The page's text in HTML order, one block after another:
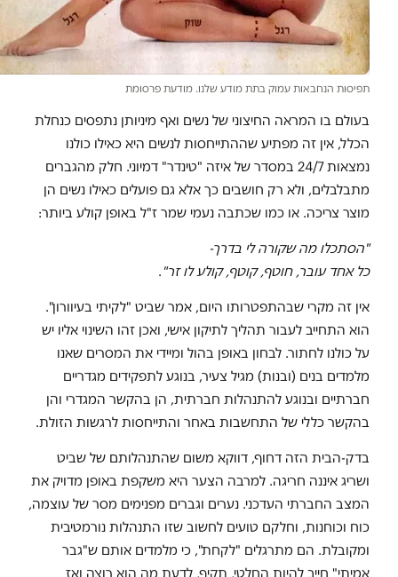
תפיסות הנחבאות עמוק בתת מודע שלנו. מודעת פרסומת
בעולם בו המראה החיצוני של נשים ואף מיניותן נתפסים כנחלת
הכלל, אין זה מפתיע שההתייחסות לנשים היא כאילו כולנו
נמצאות 24/7 במסדר של איזה "טינדר" דמיוני. חלק מהגברים
מתבלבלים, ולא רק חושבים כך אלא גם פועלים כאילו נשים הן
מוצר צריכה. או כמו שכתבה נעמי שמר ז"ל באופן קולע ביותר:
"הסתכלו מה שקורה לי בדרך-
כל אחד עובר, חוטף, קוטף, קולע לו זר"
.
אין זה מקרי שבהתפטרותו היום, אמר שביט "לקיתי בעיוורון".
הוא התחייב לעבור תהליך לתיקון אישי, ואכן זהו השינוי אליו יש
על כולנו לחתור. לבחון באופן בהול ומיידי את המסרים שאנו
מלמדים בנים (ובנות) מגיל צעיר, בנוגע לתפקידים מגדריים
חברתיים ובנוגע להתנהלות חברתית, הן בהקשר המגדרי והן
בהקשר כללי של התחשבות באחר והתייחסות לרגשות הזולת.
בדק-הבית הזה דחוף, דווקא משום שהתנהלותם של שביט
ושריג איננה חריגה. למרבה הצער היא משקפת באופן מדויק את
המצב החברתי העדכני. נערים וגברים מפנימים מסר של עוצמה,
כוח וכוחנות, וחלקם טועים לחשוב שזו התנהלות נורמטיבית
ומקובלת. הם מתרגלים "לקחת", כי מלמדים אותם ש"גבר
אמיתי" חייב להיות החלטי, תקיף, לדעת מה הוא רוצה ואז